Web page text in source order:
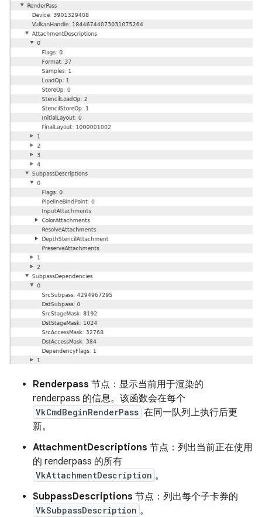
Renderpass 节点：显示当前用于渲染的
renderpass 的信息。该函数会在每个
VkCmdBeginRenderPass 在同一队列上执行后更
新。
AttachmentDescriptions 节点：列出当前正在使用
的 renderpass 的所有
VkAttachmentDescription 。
SubpassDescriptions 节点：列出每个子卡券的
VkSubpassDescription 。